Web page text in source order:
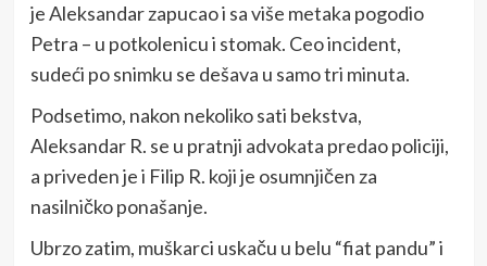
je Aleksandar zapucao i sa više metaka pogodio
Petra – u potkolenicu i stomak. Ceo incident,
sudeći po snimku se dešava u samo tri minuta.
Podsetimo, nakon nekoliko sati bekstva,
Aleksandar R. se u pratnji advokata predao policiji,
a priveden je i Filip R. koji je osumnjičen za
nasilničko ponašanje.
Ubrzo zatim, muškarci uskaču u belu “fiat pandu” i